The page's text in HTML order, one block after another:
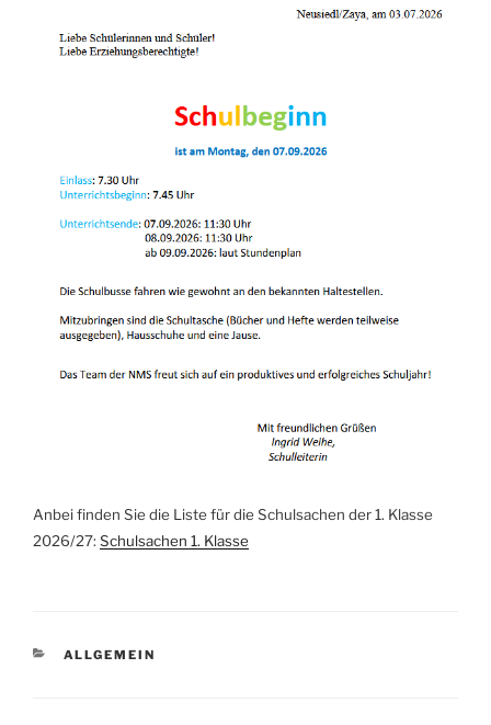
Anbei finden Sie die Liste für die Schulsachen der 1. Klasse
2026/27: Schulsachen 1. Klasse
KATEGORIEN
ALLGEMEIN